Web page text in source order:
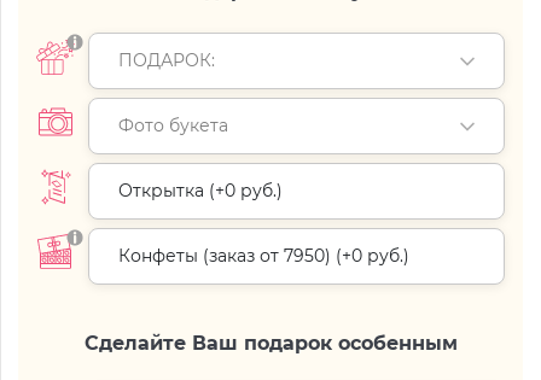
ПОДАРОК:
Фото букета
Открытка (+0 руб.)
Конфеты (заказ от 7950) (+0 руб.)
Сделайте Ваш подарок особенным